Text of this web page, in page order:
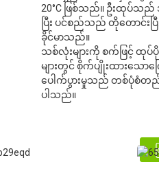
20°C ဖြစ်သည်။ ဦးထုပ်သည်
ပြီး ပင်စည်သည် တိုတောင်း
ခိုင်မာသည်။
သစ်လုံးများကို စက်ဖြင့် ထုပ်
များတွင် စိုက်ပျိုးထားသော
ပေါက်ပွားမှုသည် တစ်ပုံစံတ
ပါသည်။